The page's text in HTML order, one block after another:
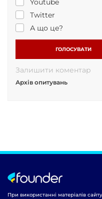
Youtube
Twitter
А що це?
ГОЛОСУВАТИ
Залишити коментар
Архів опитувань
При використанні матеріалів